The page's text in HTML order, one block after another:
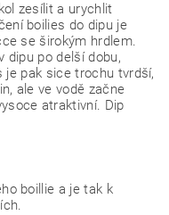
zesílit a urychlit
boilies do dipu je
se širokým hrdlem.
dipu po delší dobu,
je pak sice trochu tvrdší,
ale ve vodě začne
atraktivní. Dip
boillie a je tak k